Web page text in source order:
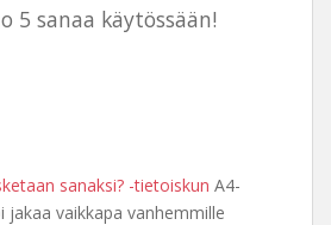
5 sanaa käytössään!
sanaksi? -tietoiskun A4-
vaikkapa vanhemmille